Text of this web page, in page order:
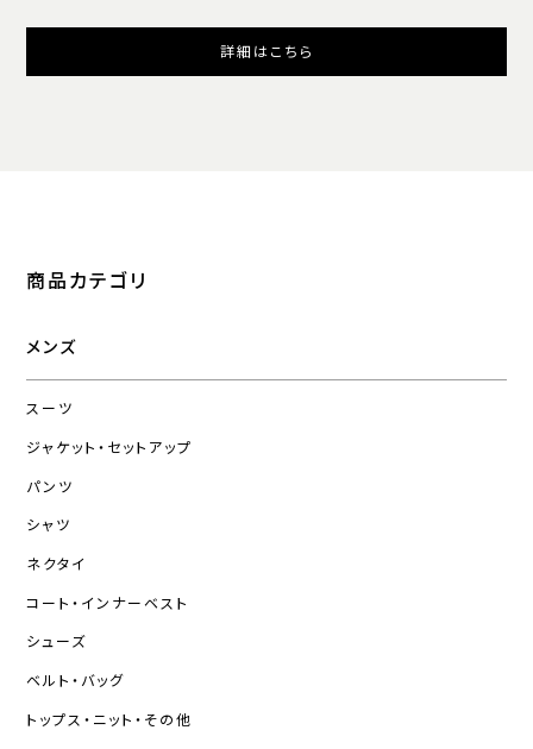
詳細はこちら
商品カテゴリ
メンズ
スーツ
ジャケット・セットアップ
パンツ
シャツ
ネクタイ
コート・インナーベスト
シューズ
ベルト・バッグ
トップス・ニット・その他